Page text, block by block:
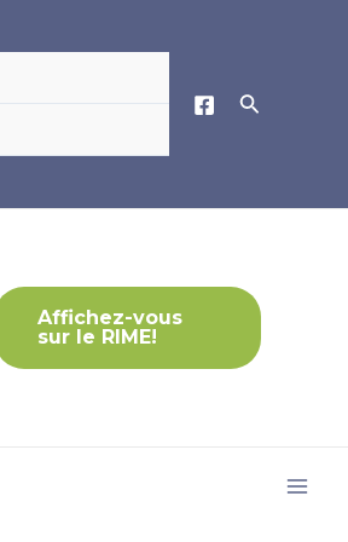
Affichez-vous
sur le RIME!